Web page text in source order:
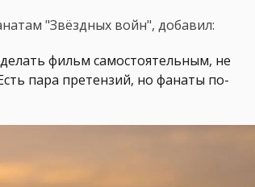
"Звёздных войн", добавил:
фильм самостоятельным, не
пара претензий, но фанаты по-